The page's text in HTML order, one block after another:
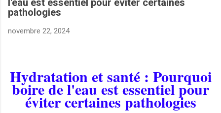
l'eau est essentiel pour éviter certaines
pathologies
novembre 22, 2024
Hydratation et santé : Pourquoi
boire de l'eau est essentiel pour
éviter certaines pathologies
VERS :